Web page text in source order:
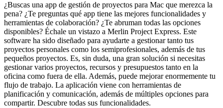
¿Buscas una app de gestión de proyectos para Mac que merezca la
pena? ¿Te preguntas qué app tiene las mejores funcionalidades y
herramientas de colaboración? ¿Te abruman todas las opciones
disponibles? Échale un vistazo a Merlin Project Express. Este
software ha sido diseñado para ayudarte a gestionar tanto tus
proyectos personales como los semiprofesionales, además de tus
pequeños proyectos. Es, sin duda, una gran solución si necesitas
gestionar varios proyectos, recursos y presupuestos tanto en la
oficina como fuera de ella. Además, puede mejorar enormemente tu
flujo de trabajo. La aplicación viene con herramientas de
planificación y comunicación, además de múltiples opciones para
compartir. Descubre todas sus funcionalidades.